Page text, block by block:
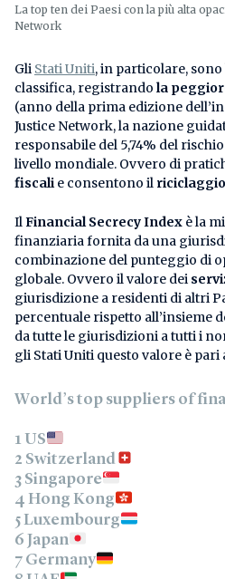
La top ten dei Paesi con la più alta
Network
Gli Stati Uniti, in particolare,
classifica, registrando la
(anno della prima edizione
Justice Network, la nazione
responsabile del 5,74% del
livello mondiale. Ovvero di
fiscali e consentono il riciclaggio
IlFinancial Secrecy Index è la
finanziaria fornita da una
combinazione del punteggio di
globale. Ovvero il valore dei
giurisdizione a residenti di altri
percentuale rispetto all’insieme
da tutte le giurisdizioni a tutti i
gli Stati Uniti questo valore è pari
World’s top suppliers of
1 US
2 Switzerland
3 Singapore
4 Hong Kong
5 Luxembourg
6 Japan
7 Germany